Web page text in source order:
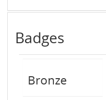
Badges
Bronze